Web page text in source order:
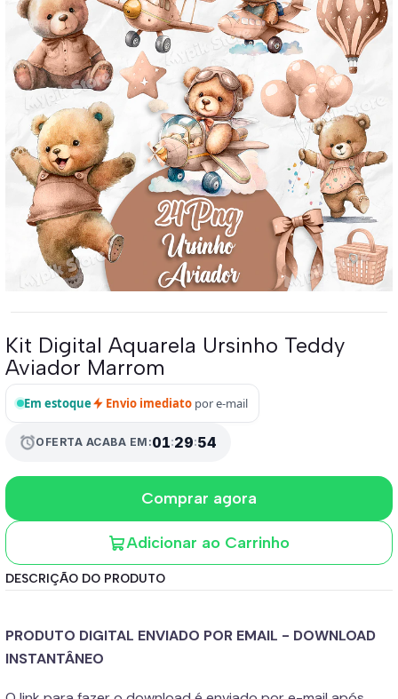
Kit Digital Aquarela Ursinho Teddy
Aviador Marrom
Em estoque Envio imediato por e-mail
alarmOFERTA ACABA EM:01:29:54
Adicionar ao Carrinho
Comprar agora
DESCRIÇÃO DO PRODUTO
PRODUTO DIGITAL ENVIADO POR EMAIL - DOWNLOAD
INSTANTÂNEO